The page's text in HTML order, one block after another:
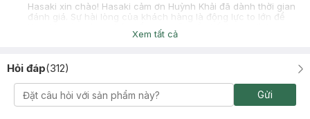
Hasaki xin chào! Hasaki cảm ơn Huỳnh Khải đã dành thời gian
đánh giá. Sự hài lòng của khách hàng là động lực to lớn để
Hasaki ngày càng phát triển hơn nữa về chất lượng dịch vụ.
Cảm ơn bạn đã tin tưởng và mua sắm tại Hasaki!
2025-09-20
Mình mua lộn , sài test thử 1 lần, pass new 170k, em chịu lỗ 1 xíu
luôn cho ai có nhu cầu muốn sài ạ, khu vực bình dương, zalo
0912428712
Xem tất cả
Hỏi đáp(312)
Gửi